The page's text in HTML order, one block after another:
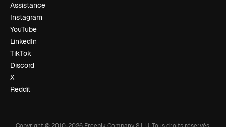
Assistance
Instagram
YouTube
LinkedIn
TikTok
Discord
X
Reddit